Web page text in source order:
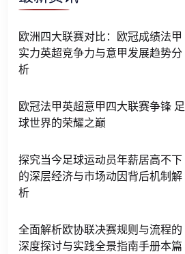
欧洲四大联赛对比：欧冠成绩法甲
实力英超竞争力与意甲发展趋势分
析
欧冠法甲英超意甲四大联赛争锋 足
球世界的荣耀之巅
探究当今足球运动员年薪居高不下
的深层经济与市场动因背后机制解
析
全面解析欧协联决赛规则与流程的
深度探讨与实践全景指南手册本篇